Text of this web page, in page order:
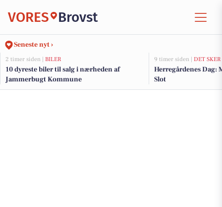
VORES Brovst
Seneste nyt ›
2 timer siden | BILER
10 dyreste biler til salg i nærheden af
Jammerbugt Kommune
9 timer siden | DET SKER
Herregårdenes Dag:
Slot